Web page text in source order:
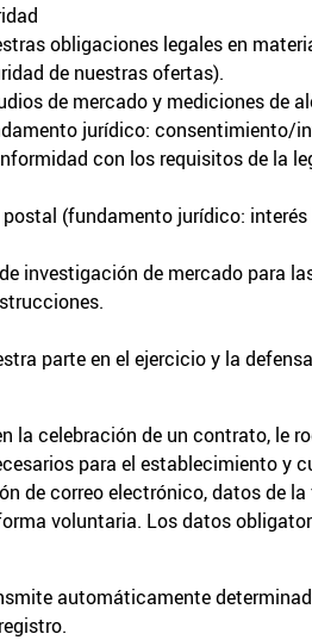
obligaciones legales en
de nuestras ofertas).
de mercado y mediciones de
jurídico: consentimiento/
con los requisitos de la
(fundamento jurídico:
investigación de mercado para
parte en el ejercicio y la
la celebración de un contrato, le
para el establecimiento y
de correo electrónico, datos de
voluntaria. Los datos
automáticamente